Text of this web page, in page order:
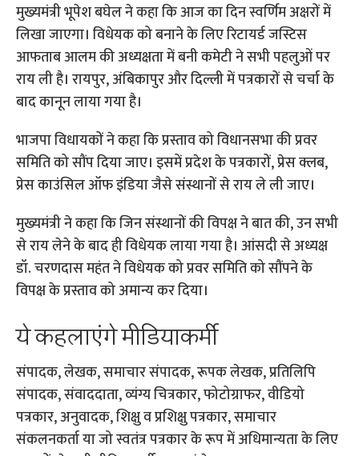
मुख्यमंत्री भूपेश बघेल ने कहा कि आज का दिन स्वर्णिम अक्षरों में
लिखा जाएगा। विधेयक को बनाने के लिए रिटायर्ड जस्टिस
आफताब आलम की अध्यक्षता में बनी कमेटी ने सभी पहलुओं पर
राय ली है। रायपुर, अंबिकापुर और दिल्ली में पत्रकारों से चर्चा के
बाद कानून लाया गया है।
भाजपा विधायकों ने कहा कि प्रस्ताव को विधानसभा की प्रवर
समिति को सौंप दिया जाए। इसमें प्रदेश के पत्रकारों, प्रेस क्लब,
प्रेस काउंसिल ऑफ इंडिया जैसे संस्थानों से राय ले ली जाए।
मुख्यमंत्री ने कहा कि जिन संस्थानों की विपक्ष ने बात की, उन सभी
से राय लेने के बाद ही विधेयक लाया गया है। आंसदी से अध्यक्ष
डॉ. चरणदास महंत ने विधेयक को प्रवर समिति को सौंपने के
विपक्ष के प्रस्ताव को अमान्य कर दिया।
ये कहलाएंगे मीडियाकर्मी
संपादक, लेखक, समाचार संपादक, रूपक लेखक, प्रतिलिपि
संपादक, संवाददाता, व्यंग्य चित्रकार, फोटोग्राफर, वीडियो
पत्रकार, अनुवादक, शिक्षु व प्रशिक्षु पत्रकार, समाचार
संकलनकर्ता या जो स्वतंत्र पत्रकार के रूप में अधिमान्यता के लिए